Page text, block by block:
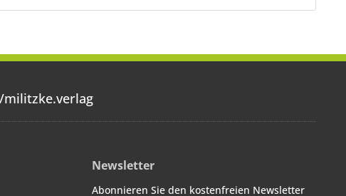
Newsletter
Abonnieren Sie den kostenfreien Newsletter